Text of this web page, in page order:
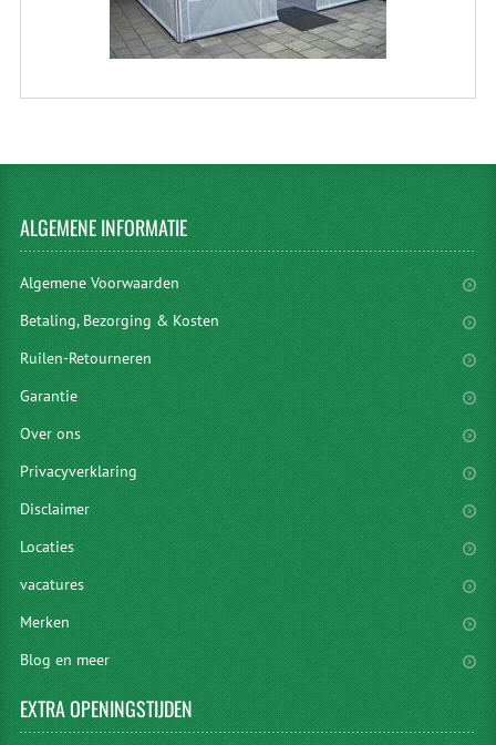
ALGEMENEINFORMATIE
Algemene Voorwaarden
Betaling, Bezorging & Kosten
Ruilen-Retourneren
Garantie
Over ons
Privacyverklaring
Disclaimer
Locaties
vacatures
Merken
Blog en meer
EXTRAOPENINGSTIJDEN